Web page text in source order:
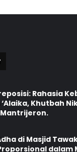
Rahasia
Khutbah
Mantrijeron.
di Masjid
dalam